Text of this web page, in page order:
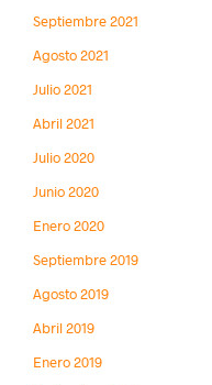
Septiembre 2021
Agosto 2021
Julio 2021
Abril 2021
Julio 2020
Junio 2020
Enero 2020
Septiembre 2019
Agosto 2019
Abril 2019
Enero 2019